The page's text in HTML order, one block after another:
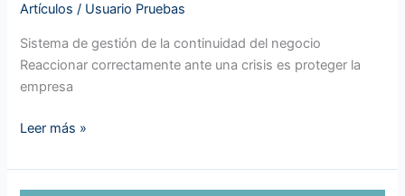
Artículos / Usuario Pruebas
Sistema de gestión de la continuidad del negocio
Reaccionar correctamente ante una crisis es proteger la
empresa
Leer más »